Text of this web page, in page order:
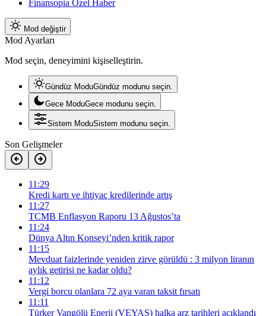
Finansopia Özel Haber
Mod değiştir
Mod Ayarları
Mod seçin, deneyimini kişiselleştirin.
Gündüz ModuGündüz modunu seçin.
Gece ModuGece modunu seçin.
Sistem ModuSistem modunu seçin.
Son Gelişmeler
11:29
Kredi kartı ve ihtiyaç kredilerinde artış
11:27
TCMB Enflasyon Raporu 13 Ağustos’ta
11:24
Dünya Altın Konseyi’nden kritik rapor
11:15
Mevduat faizlerinde yeniden zirve görüldü : 3 milyon liranın
aylık getirisi ne kadar oldu?
11:12
Vergi borcu olanlara 72 aya varan taksit fırsatı
11:11
Türker Vangölü Enerji (VEYAS) halka arz tarihleri açıklandı